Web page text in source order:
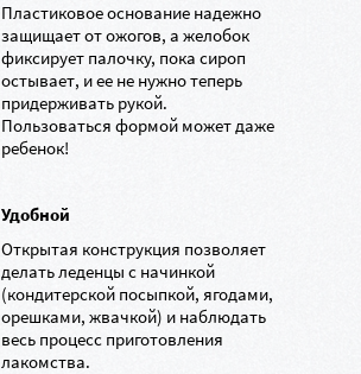
Пластиковое основание надежно
защищает от ожогов, а желобок
фиксирует палочку, пока сироп
остывает, и ее не нужно теперь
придерживать рукой.
Пользоваться формой может даже
ребенок!
Удобной
Открытая конструкция позволяет
делать леденцы с начинкой
(кондитерской посыпкой, ягодами,
орешками, жвачкой) и наблюдать
весь процесс приготовления
лакомства.